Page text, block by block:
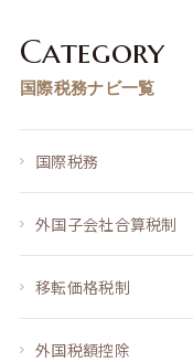
Category
国際税務ナビ一覧
国際税務
外国子会社合算税制
移転価格税制
外国税額控除